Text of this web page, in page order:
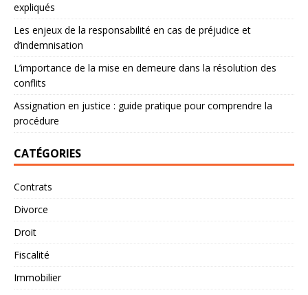
expliqués
Les enjeux de la responsabilité en cas de préjudice et
d’indemnisation
L’importance de la mise en demeure dans la résolution des
conflits
Assignation en justice : guide pratique pour comprendre la
procédure
CATÉGORIES
Contrats
Divorce
Droit
Fiscalité
Immobilier